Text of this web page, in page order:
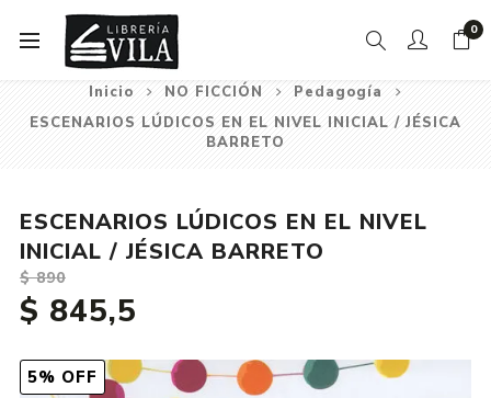
0
Inicio NO FICCIÓN
Pedagogía
ESCENARIOS LÚDICOS EN EL NIVEL INICIAL / JÉSICA
BARRETO
5% OFF
ESCENARIOS LÚDICOS EN EL NIVEL
INICIAL / JÉSICA BARRETO
$ 890
$ 845,5